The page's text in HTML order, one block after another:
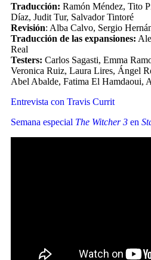
Traducción: Ramón Méndez, Tito
Díaz, Judit Tur, Salvador Tintoré
Revisión: Alba Calvo, Sergio
Traducción de las expansiones:
Real
Testers: Carlos Sagasti, Emma
Veronica Ruiz, Laura Lires, Ángel
Abel Abalde, Fatima El Hamdaoui,
Entrevista con Travis Currit
Semana especial The Witcher 3 en